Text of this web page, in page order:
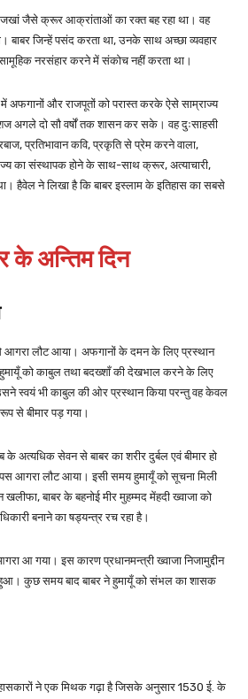
जैसे क्रूर आक्रांताओं का रक्त बह रहा था। वह
जिन्हें पसंद करता था, उनके साथ अच्छा व्यवहार
नरसंहार करने में संकोच नहीं करता था।
अफगानों और राजपूतों को परास्त करके ऐसे साम्राज्य
अगले दो सौ वर्षों तक शासन कर सके। वह दुःसाहसी
प्रतिभावान कवि, प्रकृति से प्रेम करने वाला,
का संस्थापक होने के साथ-साथ क्रूर, अत्याचारी,
हैवेल ने लिखा है कि बाबर इस्लाम के इतिहास का सबसे
के अन्तिम दिन
आगरा लौट आया। अफगानों के दमन के लिए प्रस्थान
हुमायूँ को काबुल तथा बदख्शाँ की देखभाल करने के लिए
स्वयं भी काबुल की ओर प्रस्थान किया परन्तु वह केवल
से बीमार पड़ गया।
के अत्यधिक सेवन से बाबर का शरीर दुर्बल एवं बीमार हो
आगरा लौट आया। इसी समय हुमायूँ को सूचना मिली
खलीफा, बाबर के बहनोई मीर मुहम्मद मेंहदी ख्वाजा को
बनाने का षड्यन्त्र रच रहा है।
आ गया। इस कारण प्रधानमन्त्री ख्वाजा निजामुद्दीन
कुछ समय बाद बाबर ने हुमायूँ को संभल का शासक
ने एक मिथक गढ़ा है जिसके अनुसार 1530 ई. के